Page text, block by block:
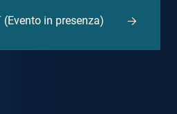
(Evento in presenza)